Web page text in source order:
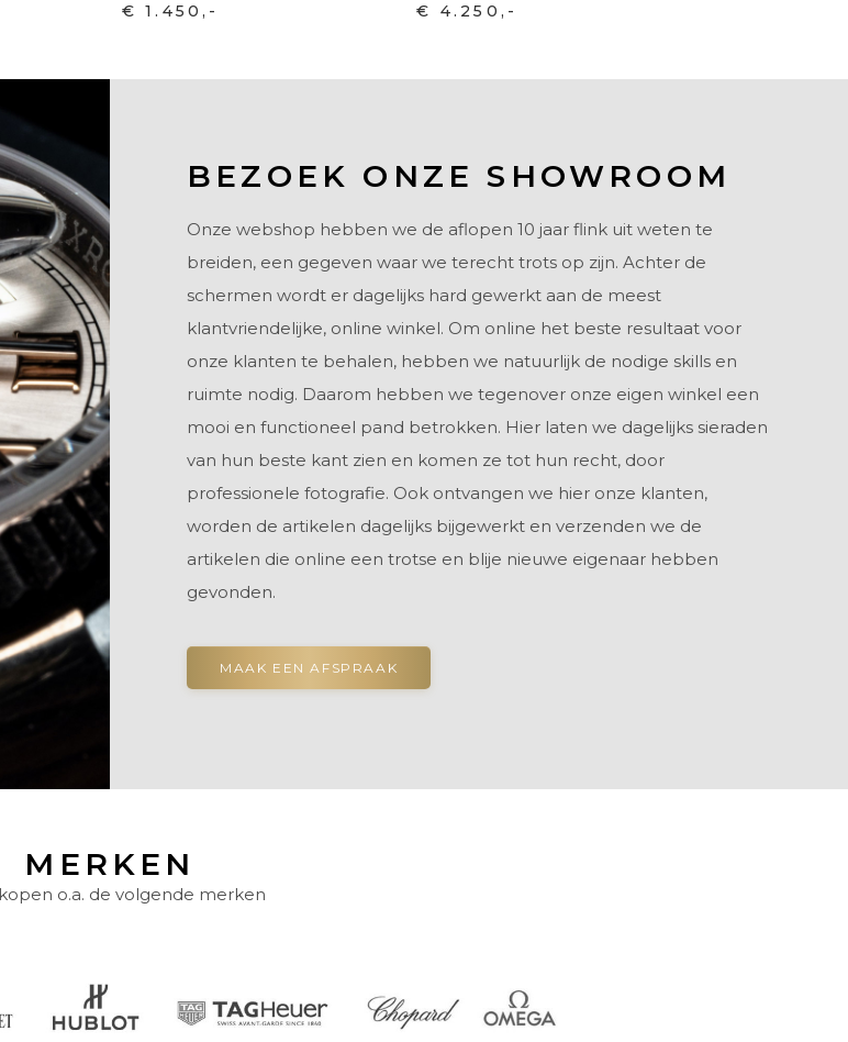
€ 1.450,-
€ 4.250,-
BEZOEK ONZE SHOWROOM
Onze webshop hebben we de aflopen 10 jaar flink uit weten te
breiden, een gegeven waar we terecht trots op zijn. Achter de
schermen wordt er dagelijks hard gewerkt aan de meest
klantvriendelijke, online winkel. Om online het beste resultaat voor
onze klanten te behalen, hebben we natuurlijk de nodige skills en
ruimte nodig. Daarom hebben we tegenover onze eigen winkel een
mooi en functioneel pand betrokken. Hier laten we dagelijks sieraden
van hun beste kant zien en komen ze tot hun recht, door
professionele fotografie. Ook ontvangen we hier onze klanten,
worden de artikelen dagelijks bijgewerkt en verzenden we de
artikelen die online een trotse en blije nieuwe eigenaar hebben
gevonden.
MAAK EEN AFSPRAAK
MERKEN
o.a. de volgende merken